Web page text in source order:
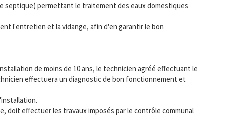
septique) permettant le traitement des eaux domestiques
l'entretien et la vidange, afin d'en garantir le bon
de moins de 10 ans, le technicien agréé effectuant le
effectuera un diagnostic de bon fonctionnement et
doit effectuer les travaux imposés par le contrôle communal